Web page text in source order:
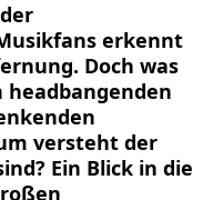
erkennt
Doch was
versteht der
Ein Blick in die